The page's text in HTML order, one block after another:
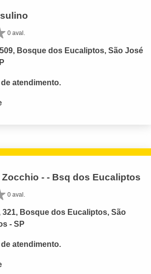
0 aval.
Bosque dos Eucaliptos, São José
atendimento.
- - Bsq dos Eucaliptos
0 aval.
321, Bosque dos Eucaliptos, São
- SP
atendimento.